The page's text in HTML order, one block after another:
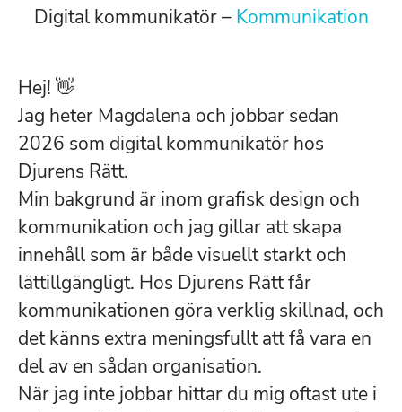
Digital kommunikatör – Kommunikation
Hej! 👋
Jag heter Magdalena och jobbar sedan
2026 som digital kommunikatör hos
Djurens Rätt.
Min bakgrund är inom grafisk design och
kommunikation och jag gillar att skapa
innehåll som är både visuellt starkt och
lättillgängligt. Hos Djurens Rätt får
kommunikationen göra verklig skillnad, och
det känns extra meningsfullt att få vara en
del av en sådan organisation.
När jag inte jobbar hittar du mig oftast ute i